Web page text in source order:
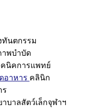
ทันตกรรม
พบำบัด
นิคการแพทย์
อาหาร คลินิก
ร
าบาลสัตว์เล็กจุฬาฯ